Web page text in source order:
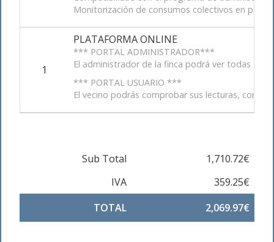
Monitorización de consumos colectivos en portal
1
PLATAFORMA ONLINE
*** PORTAL ADMINISTRADOR***
El administrador de la finca podrá ver todas sus
*** PORTAL USUARIO ***
El vecino podrás comprobar sus lecturas,
Sub Total
1,710.72€
IVA
359.25€
TOTAL
2,069.97€